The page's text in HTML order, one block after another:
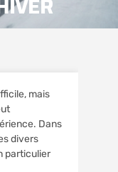
mais
Dans
divers
particulier